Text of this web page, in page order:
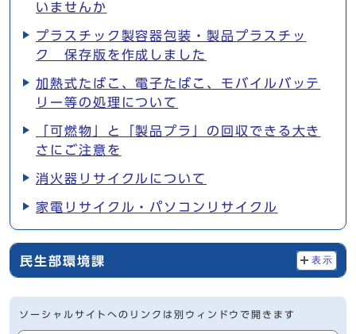
いませんか
プラスチック製容器包装・製品プラスチッ
ク 保存版を作成しました
加熱式たばこ、電子たばこ、モバイルバッテ
リー等の処理について
「可燃物」と「製品プラ」の回収できる大き
さにご注意を
消火器リサイクルについて
家電リサイクル・パソコンリサイクル
民生部環境課 表示
ソーシャルサイトへのリンクは別ウィンドウで開きます